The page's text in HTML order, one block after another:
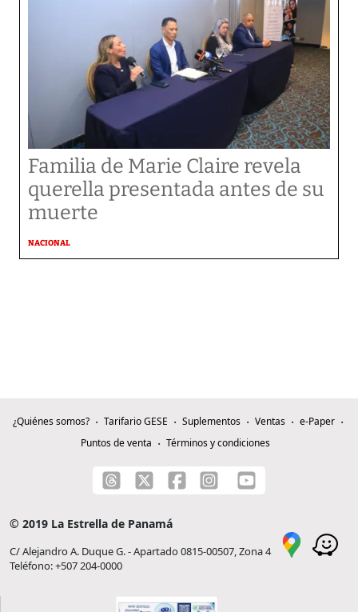
Familia de Marie Claire revela
querella presentada antes de su
muerte
NACIONAL
¿Quiénes somos? Tarifario GESE Suplementos Ventas
e-Paper
Puntos de venta
Términos y condiciones
© 2019 La Estrella de Panamá
C/ Alejandro A. Duque G. - Apartado 0815-00507, Zona 4
Teléfono: +507 204-0000